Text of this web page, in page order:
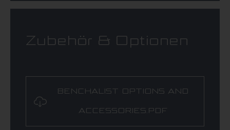
Zubehör & Optionen
BENCHALIST OPTIONS AND
ACCESSORIES.PDF